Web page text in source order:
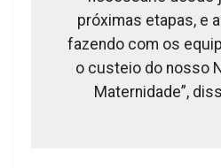
próximas etapas, e
fazendo com os
o custeio do nosso
Maternidade”,